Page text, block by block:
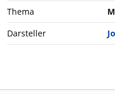
Thema
Darsteller